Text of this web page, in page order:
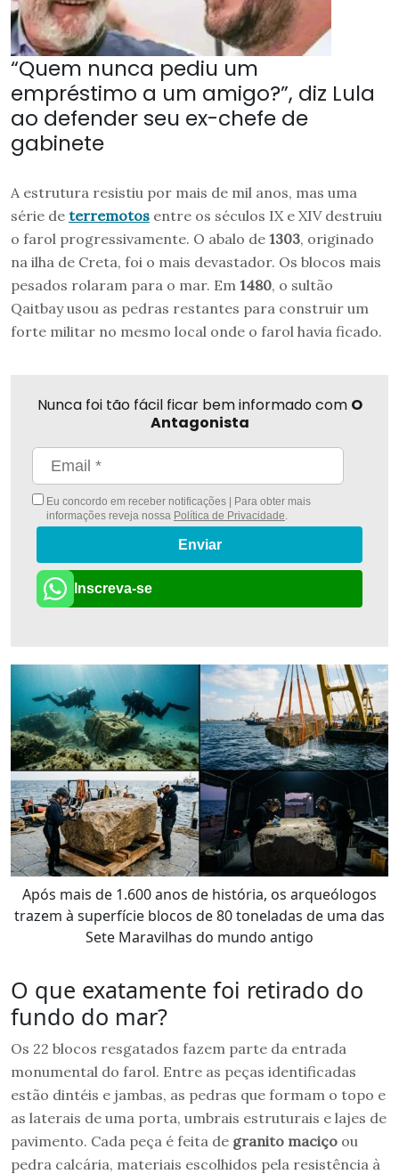
“Quem nunca pediu um
empréstimo a um amigo?”, diz Lula
ao defender seu ex-chefe de
gabinete
A estrutura resistiu por mais de mil anos, mas uma
série de terremotos entre os séculos IX e XIV destruiu
o farol progressivamente. O abalo de 1303, originado
na ilha de Creta, foi o mais devastador. Os blocos mais
pesados rolaram para o mar. Em 1480, o sultão
Qaitbay usou as pedras restantes para construir um
forte militar no mesmo local onde o farol havia ficado.
Nunca foi tão fácil ficar bem informado com O
Antagonista
Eu concordo em receber notificações | Para obter mais
informações reveja nossa Política de Privacidade.
Enviar
Inscreva-se
Após mais de 1.600 anos de história, os arqueólogos
trazem à superfície blocos de 80 toneladas de uma das
Sete Maravilhas do mundo antigo
O que exatamente foi retirado do
fundo do mar?
Os 22 blocos resgatados fazem parte da entrada
monumental do farol. Entre as peças identificadas
estão dintéis e jambas, as pedras que formam o topo e
as laterais de uma porta, umbrais estruturais e lajes de
pavimento. Cada peça é feita de granito maciço ou
pedra calcária, materiais escolhidos pela resistência à